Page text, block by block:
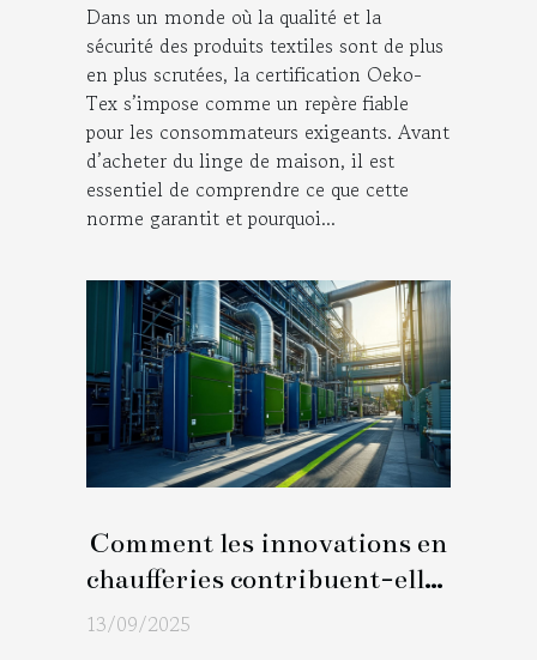
Dans un monde où la qualité et la
sécurité des produits textiles sont de plus
en plus scrutées, la certification Oeko-
Tex s’impose comme un repère fiable
pour les consommateurs exigeants. Avant
d’acheter du linge de maison, il est
essentiel de comprendre ce que cette
norme garantit et pourquoi...
Comment les innovations en
chaufferies contribuent-elles
à la transition énergétique ?
13/09/2025